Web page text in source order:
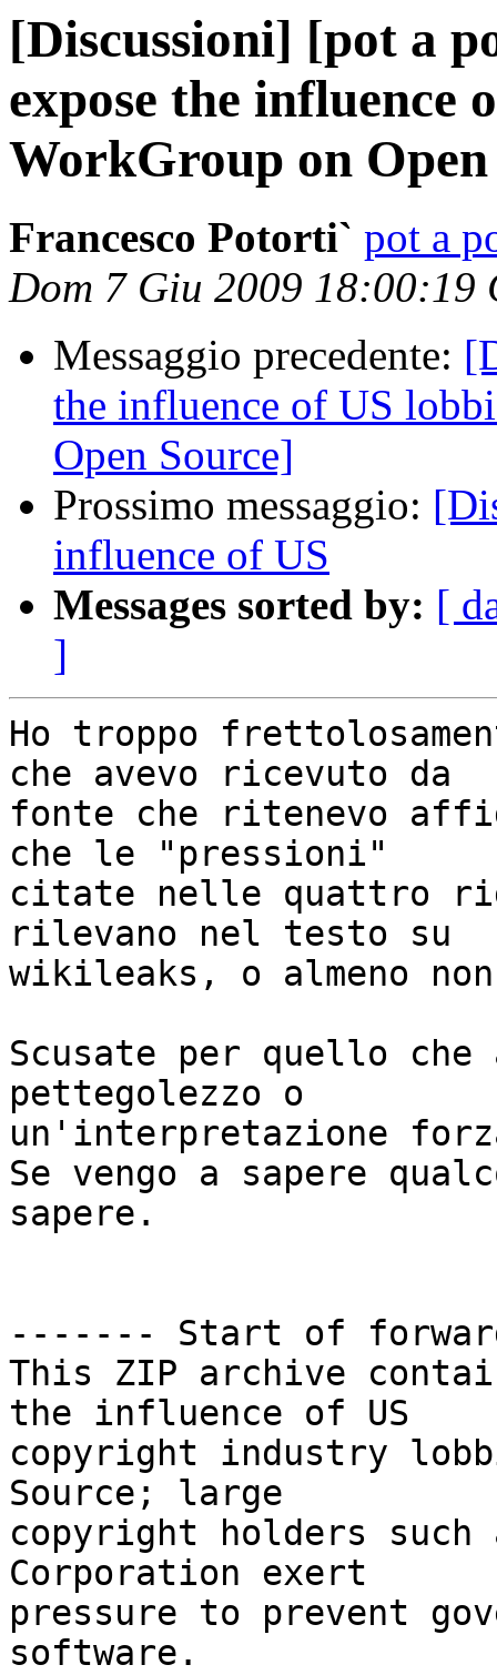
[Discussioni] [pot a
expose the influence
WorkGroup on
Francesco Potorti` pot a
Dom 7 Giu 2009 18:00:19
Messaggio precedente:
the influence of US
Open Source]
Prossimo messaggio:
influence of US
Messages sorted by: [
]
Ho troppo
che avevo ricevuto da
fonte che ritenevo
che le "pressioni"
citate nelle quattro
rilevano nel testo su
wikileaks, o almeno
Scusate per quello che
pettegolezzo o
un'interpretazione
Se vengo a sapere
sapere.
------- Start of
This ZIP archive
the influence of US
copyright industry
Source; large
copyright holders such
Corporation exert
pressure to prevent
software.